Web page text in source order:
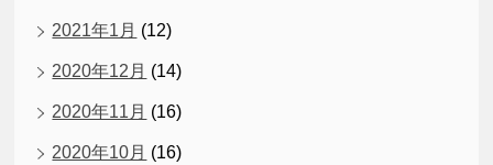
2021年1月 (12)
2020年12月 (14)
2020年11月 (16)
2020年10月 (16)